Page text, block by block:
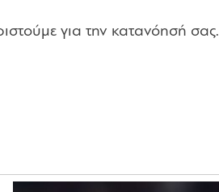
για την κατανόησή σας.